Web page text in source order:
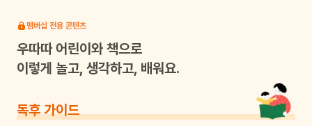
멤버십 전용 콘텐츠
우따따어린이와 책으로
이렇게 놀고, 생각하고, 배워요.
독후 가이드